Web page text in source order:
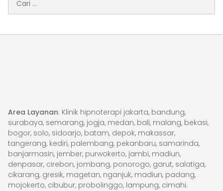
untuk:
Area Layanan: Klinik hipnoterapi jakarta, bandung,
surabaya, semarang, jogja, medan, bali, malang, bekasi,
bogor, solo, sidoarjo, batam, depok, makassar,
tangerang, kediri, palembang, pekanbaru, samarinda,
banjarmasin, jember, purwokerto, jambi, madiun,
denpasar, cirebon, jombang, ponorogo, garut, salatiga,
cikarang, gresik, magetan, nganjuk, madiun, padang,
mojokerto, cibubur, probolinggo, lampung, cimahi.